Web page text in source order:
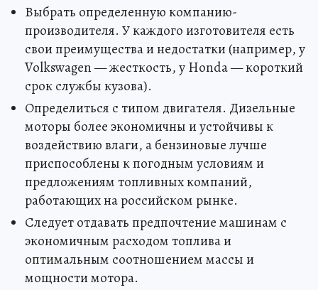
Выбрать определенную компанию-
производителя. У каждого изготовителя есть
свои преимущества и недостатки (например, у
Volkswagen — жесткость, у Honda — короткий
срок службы кузова).
Определиться с типом двигателя. Дизельные
моторы более экономичны и устойчивы к
воздействию влаги, а бензиновые лучше
приспособлены к погодным условиям и
предложениям топливных компаний,
работающих на российском рынке.
Следует отдавать предпочтение машинам с
экономичным расходом топлива и
оптимальным соотношением массы и
мощности мотора.